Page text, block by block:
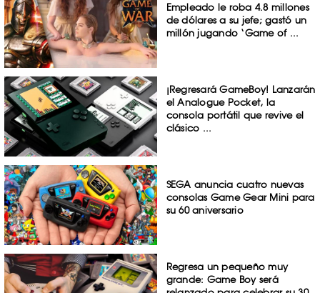
Empleado le roba 4.8 millones
de dólares a su jefe; gastó un
millón jugando ‘Game of ...
¡Regresará GameBoy! Lanzarán
el Analogue Pocket, la
consola portátil que revive el
clásico ...
SEGA anuncia cuatro nuevas
consolas Game Gear Mini para
su 60 aniversario
Regresa un pequeño muy
grande: Game Boy será